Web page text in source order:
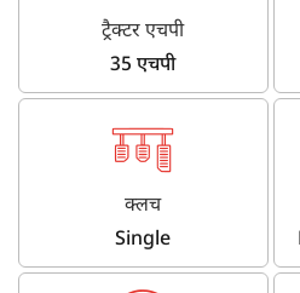
ट्रैक्टर एचपी
35 एचपी
क्लच
Single